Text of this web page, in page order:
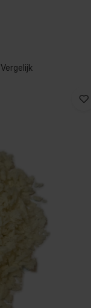
Vergelijk